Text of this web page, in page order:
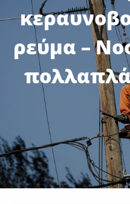
ρεύμα –